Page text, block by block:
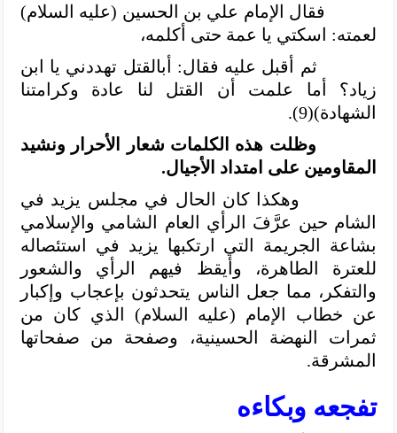
فقال الإمام علي بن الحسين (عليه السلام)
لعمته: اسكتي يا عمة حتى أكلمه،
ثم أقبل عليه فقال: أبالقتل تهددني يا ابن
زياد؟ أما علمت أن القتل لنا عادة وكرامتنا
الشهادة)(9).
وظلت هذه الكلمات شعار الأحرار ونشيد
المقاومين على امتداد الأجيال.
وهكذا كان الحال في مجلس يزيد في
الشام حين عرَّفَ الرأي العام الشامي والإسلامي
بشاعة الجريمة التي ارتكبها يزيد في استئصاله
للعترة الطاهرة، وأيقظ فيهم الرأي والشعور
والتفكر، مما جعل الناس يتحدثون بإعجاب وإكبار
عن خطاب الإمام (عليه السلام) الذي كان من
ثمرات النهضة الحسينية، وصفحة من صفحاتها
المشرقة.
تفجعه وبكاءه